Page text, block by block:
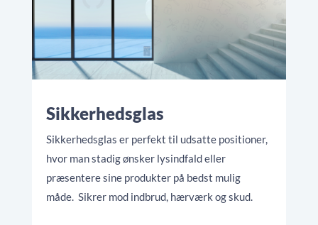
Sikkerhedsglas
Sikkerhedsglas er perfekt til udsatte positioner,
hvor man stadig ønsker lysindfald eller
præsentere sine produkter på bedst mulig
måde. Sikrer mod indbrud, hærværk og skud.